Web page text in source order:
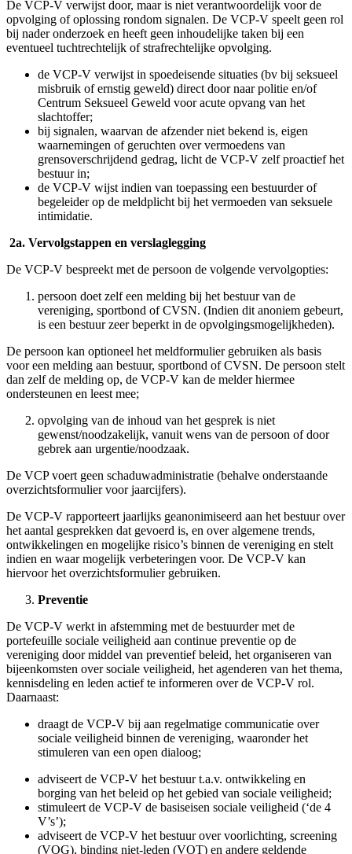
vereniging door middel van preventief beleid, het organiseren van
bijeenkomsten over sociale veiligheid, het agenderen van het thema,
kennisdeling en leden actief te informeren over de VCP-V rol.
Daarnaast:
draagt de VCP-V bij aan regelmatige communicatie over
sociale veiligheid binnen de vereniging, waaronder het
stimuleren van een open dialoog;
adviseert de VCP-V het bestuur t.a.v. ontwikkeling en
borging van het beleid op het gebied van sociale veiligheid;
stimuleert de VCP-V de basiseisen sociale veiligheid (‘de 4
V’s’);
adviseert de VCP-V het bestuur over voorlichting, screening
(VOG), binding niet-leden (VOT) en andere geldende
reglementen en gedragscodes in de sport voor sporters,
zzp’ers die voor de vereniging werken.
Vertrouwelijkheid
In de gesprekken met de VCP-V wordt zorgvuldig omgegaan met
informatie. De gesprekken zijn in principe vertrouwelijk. Met
vertrouwelijk wordt bedoeld: ‘onder geheimhouding van de
worden vanwege een conflict van plichten of in uiterste
gewetensnood’. Dit betekent dat de VCP-V vooraf nooit anonimiteit
of geheimhouding kan garanderen en zal informatie herleidbaar met
derden moeten kunnen delen indien er sprake is van:
spoedeisende situaties die vereisen dat de politie direct gebeld
moet worden of medische hulp benodigd is;
als de persoon zelf in gevaar verkeert en niet kan/durft te
het niet-opheffen van de vertrouwelijkheid voor derden
schade of gevaar kan opleveren en dit kan worden
voorkomen;
vanwege de Nederlandse wet die in bepaalde gevallen
verplicht aangifte te doen, indien de persoon kennis draagt
van een ernstig strafbare feit, zoals bijvoorbeeld misdrijven
tegen het leven gericht, verkrachting of mensenroof;
als de VCP-V hoge psychische druk ervaart door conflict van
plichten of in uiterste gewetensnood geraakt door het hebben
In deze situaties kan de VCP-V wél besluiten deze
vertrouwelijkheid op te heffen. In dat geval geldt het volgende:
voor de zorgvuldigheid dient te allen tijde consultatie, op
hoofdlijnen en anoniem, met het meldpunt van de sportbond
of CVSN te hebben plaatsgevonden voordat VCP-V het
besluit neemt de vertrouwelijkheid op te heffen. Uitzondering
hierop zijn noodgevallen, waar direct actie op genomen moet
worden (bv. direct levensgevaar);
de VCP-V, mogelijk in samenwerking met het meldpunt van
de sportbond, legt de persoon uit waarom de
vertrouwelijkheid opgeheven moet worden en wat de
mogelijke gevolgen zijn. Aan de persoon wordt ter
overweging gegeven om te (her)overwegen zelf een melding
te doen. Waar nodig wordt verwezen naar relevante
hulpverlening.